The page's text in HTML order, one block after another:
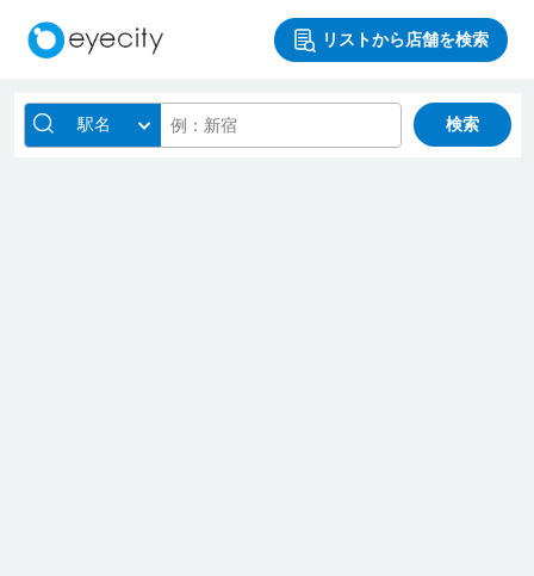
リストから店舗を検索
駅名 検索